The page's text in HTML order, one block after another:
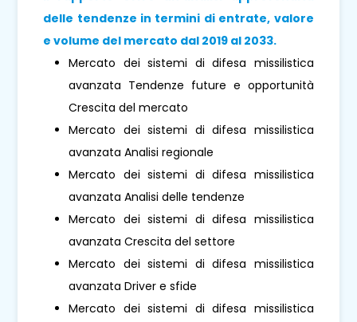
delle tendenze in termini di entrate, valore
e volume del mercato dal 2019 al 2033.
Mercato dei sistemi di difesa missilistica
avanzata Tendenze future e opportunità
Crescita del mercato
Mercato dei sistemi di difesa missilistica
avanzata Analisi regionale
Mercato dei sistemi di difesa missilistica
avanzata Analisi delle tendenze
Mercato dei sistemi di difesa missilistica
avanzata Crescita del settore
Mercato dei sistemi di difesa missilistica
avanzata Driver e sfide
Mercato dei sistemi di difesa missilistica